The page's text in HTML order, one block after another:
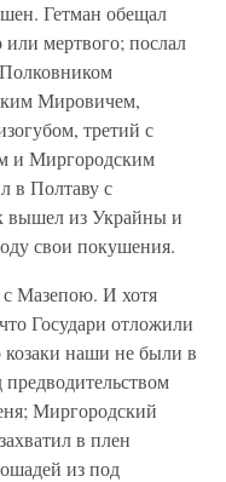
Гетман обещал
мертвого; послал
Мировичем,
третий с
и Миргородским
в Полтаву с
вышел из Украйны и
свои покушения.
с Мазепою. И хотя
Государи отложили
наши не были в
Миргородский
в плен
из под